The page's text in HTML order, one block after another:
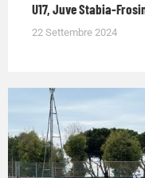
U17, Juve Stabia-
22 Settembre 2024